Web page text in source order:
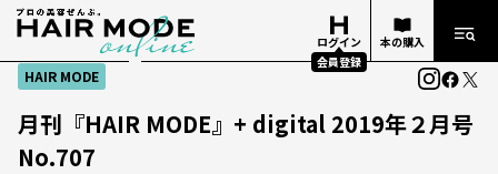
ログイン
会員登録
本の購入
HAIR MODE
月刊『HAIR MODE』+ digital 2019年２月号
No.707